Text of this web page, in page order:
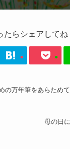
たらシェアしてね
の万年筆をあらため
母の日